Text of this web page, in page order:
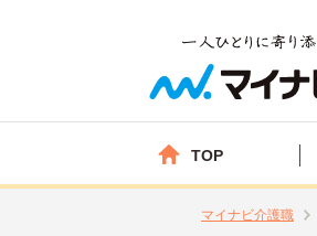
TOP
マイナビ介護職